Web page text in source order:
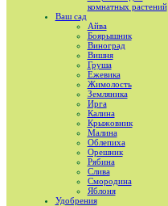
комнатных растений
Ваш сад
Айва
Боярышник
Виноград
Вишня
Груша
Ежевика
Жимолость
Земляника
Ирга
Калина
Крыжовник
Малина
Облепиха
Орешник
Рябина
Слива
Смородина
Яблоня
Удобрения